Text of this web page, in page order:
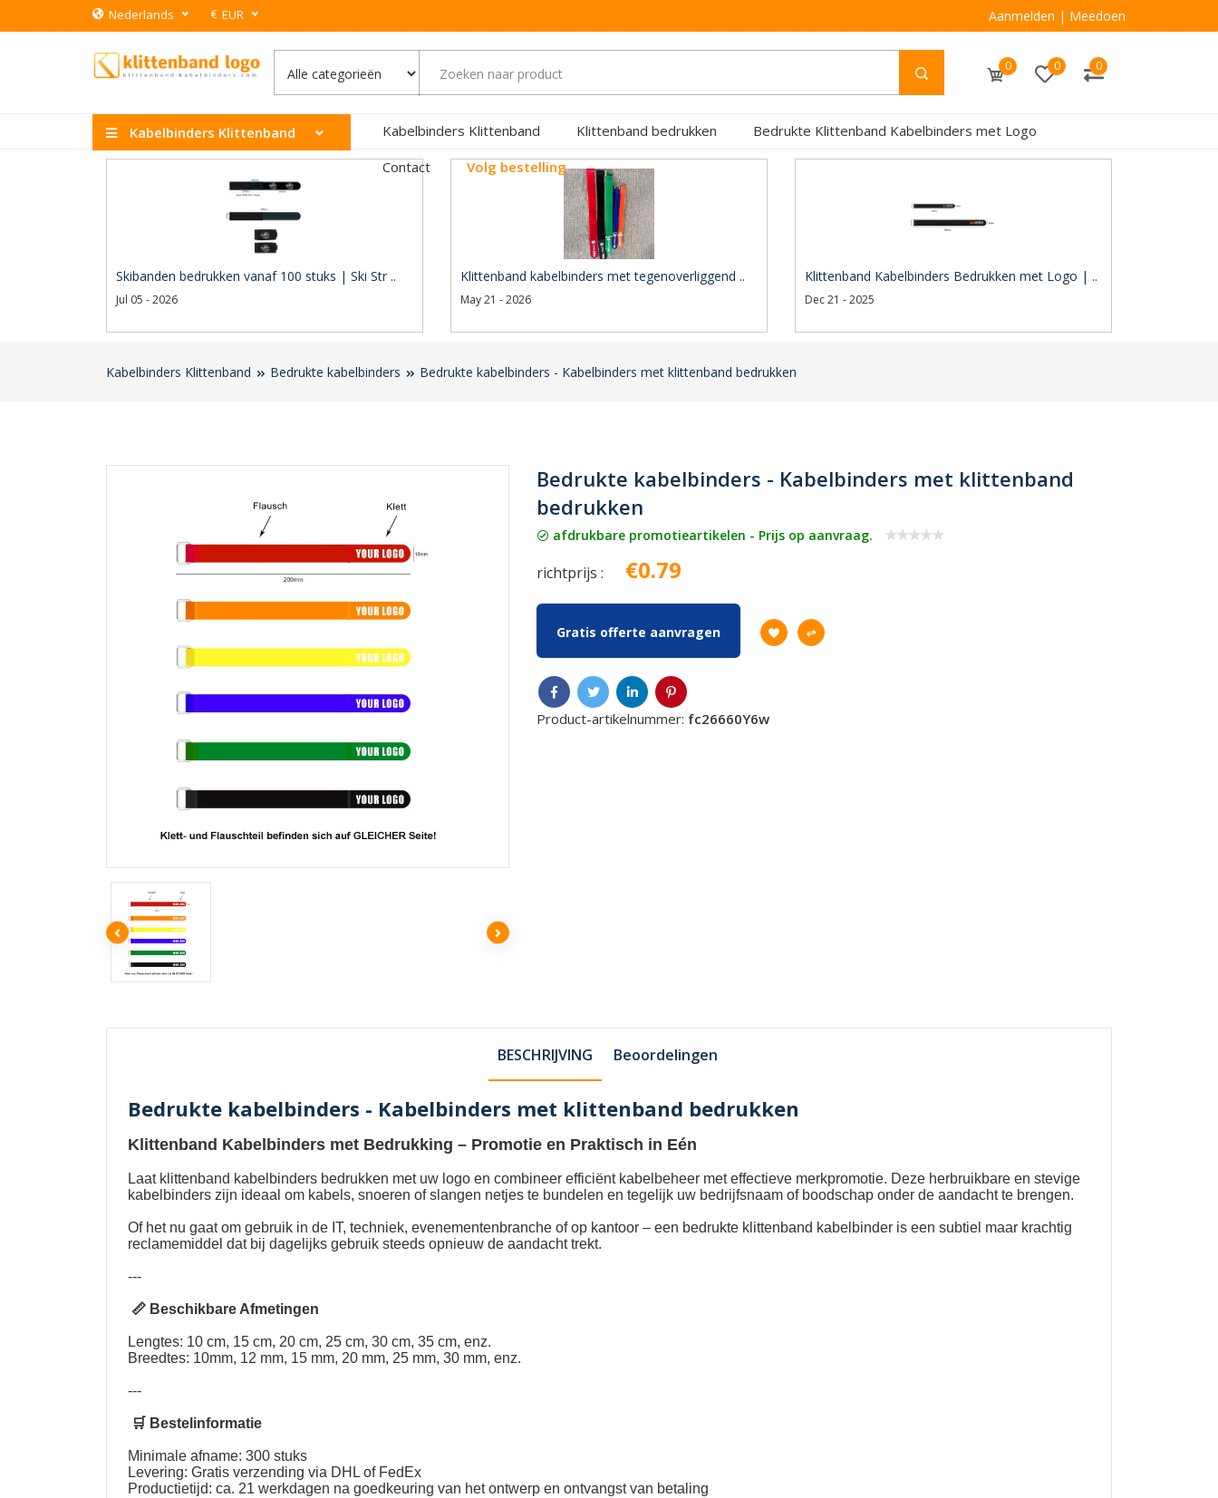
Nederlands € EUR Aanmelden | Meedoen
0 0 0
Kabelbinders Klittenband Kabelbinders Klittenband Klittenband bedrukken
Bedrukte Klittenband Kabelbinders met Logo
Contact
Volg bestelling
Skibanden bedrukken vanaf 100 stuks | Ski Str ..
Jul 05 - 2026
Klittenband kabelbinders met tegenoverliggend ..
May 21 - 2026
Klittenband Kabelbinders Bedrukken met Logo | ..
Dec 21 - 2025
Kabelbinders Klittenband Bedrukte kabelbinders Bedrukte kabelbinders - Kabelbinders met klittenband bedrukken
Bedrukte kabelbinders - Kabelbinders met klittenband
bedrukken
afdrukbare promotieartikelen - Prijs op aanvraag.
richtprijs : €0.79
Gratis offerte aanvragen
Product-artikelnummer: fc26660Y6w
BESCHRIJVING Beoordelingen
Bedrukte kabelbinders - Kabelbinders met klittenband bedrukken
Klittenband Kabelbinders met Bedrukking – Promotie en Praktisch in Eén
Laat klittenband kabelbinders bedrukken met uw logo en combineer efficiënt kabelbeheer met effectieve merkpromotie. Deze herbruikbare en stevige
kabelbinders zijn ideaal om kabels, snoeren of slangen netjes te bundelen en tegelijk uw bedrijfsnaam of boodschap onder de aandacht te brengen.
Of het nu gaat om gebruik in de IT, techniek, evenementenbranche of op kantoor – een bedrukte klittenband kabelbinder is een subtiel maar krachtig
reclamemiddel dat bij dagelijks gebruik steeds opnieuw de aandacht trekt.
---
📏 Beschikbare Afmetingen
Lengtes: 10 cm, 15 cm, 20 cm, 25 cm, 30 cm, 35 cm, enz.
Breedtes: 10mm, 12 mm, 15 mm, 20 mm, 25 mm, 30 mm, enz.
---
🛒 Bestelinformatie
Minimale afname: 300 stuks
Levering: Gratis verzending via DHL of FedEx
Productietijd: ca. 21 werkdagen na goedkeuring van het ontwerp en ontvangst van betaling